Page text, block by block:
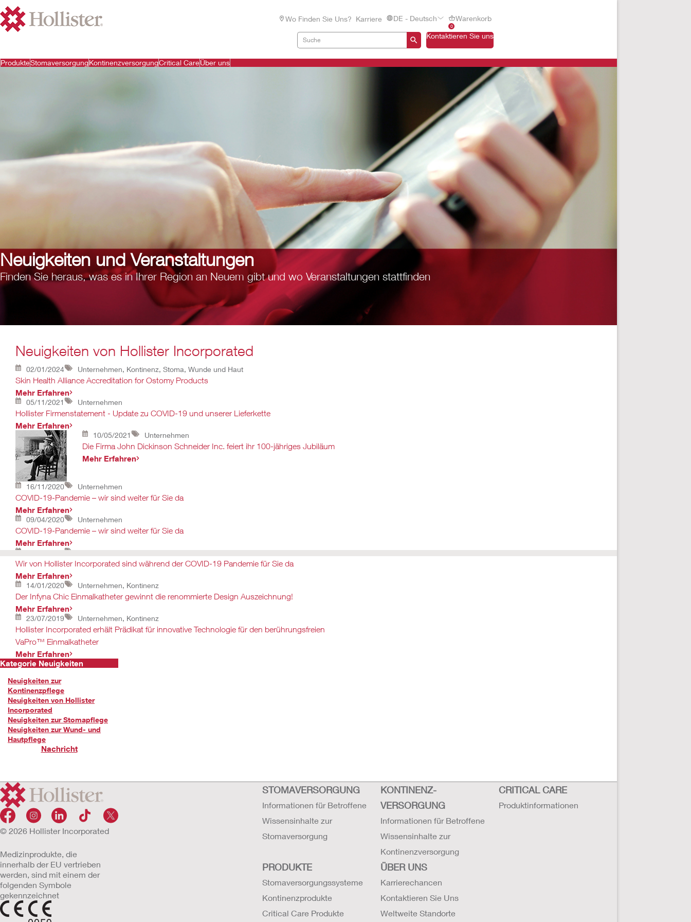
Wo Finden Sie Uns? Karriere DE - Deutsch
0
Warenkorb
Kontaktieren Sie uns
ProdukteStomaversorgungKontinenzversorgungCritical CareÜber uns
Neuigkeiten und Veranstaltungen
Finden Sie heraus, was es in Ihrer Region an Neuem gibt und wo Veranstaltungen stattfinden
Neuigkeiten von Hollister Incorporated
02/01/2024 Unternehmen, Kontinenz, Stoma, Wunde und Haut
Skin Health Alliance Accreditation for Ostomy Products
Mehr Erfahren
05/11/2021 Unternehmen
Hollister Firmenstatement - Update zu COVID-19 und unserer Lieferkette
Mehr Erfahren
10/05/2021 Unternehmen
Die Firma John Dickinson Schneider Inc. feiert ihr 100-jähriges Jubiläum
Mehr Erfahren
16/11/2020 Unternehmen
COVID-19-Pandemie – wir sind weiter für Sie da
Mehr Erfahren
09/04/2020 Unternehmen
COVID-19-Pandemie – wir sind weiter für Sie da
Mehr Erfahren
Wir von Hollister Incorporated sind während der COVID-19 Pandemie für Sie da
Mehr Erfahren
14/01/2020 Unternehmen, Kontinenz
Der Infyna Chic Einmalkatheter gewinnt die renommierte Design Auszeichnung!
Mehr Erfahren
23/07/2019 Unternehmen, Kontinenz
Hollister Incorporated erhält Prädikat für innovative Technologie für den berührungsfreien
VaPro™ Einmalkatheter
Mehr Erfahren
Kategorie Neuigkeiten
Neuigkeiten zur
Kontinenzpflege
Neuigkeiten von Hollister
Incorporated
Neuigkeiten zur Stomapflege
Neuigkeiten zur Wund- und
Hautpflege
Nachricht
© 2026 Hollister Incorporated
Medizinprodukte, die
innerhalb der EU vertrieben
werden, sind mit einem der
folgenden Symbole
gekennzeichnet
STOMAVERSORGUNG
Informationen für Betroffene
Wissensinhalte zur
Stomaversorgung
KONTINENZ-
VERSORGUNG
Informationen für Betroffene
Wissensinhalte zur
Kontinenzversorgung
CRITICAL CARE
Produktinformationen
PRODUKTE
Stomaversorgungssysteme
Kontinenzprodukte
Critical Care Produkte
ÜBER UNS
Karrierechancen
Kontaktieren Sie Uns
Weltweite Standorte